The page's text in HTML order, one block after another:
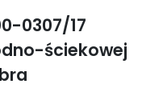
0307/17
ściekowej